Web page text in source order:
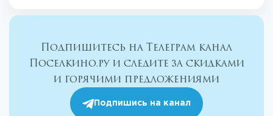
Подпишитесь на Телеграм канал
Поселкино.ру и следите за скидками
и горячими предложениями
Подпишись на канал